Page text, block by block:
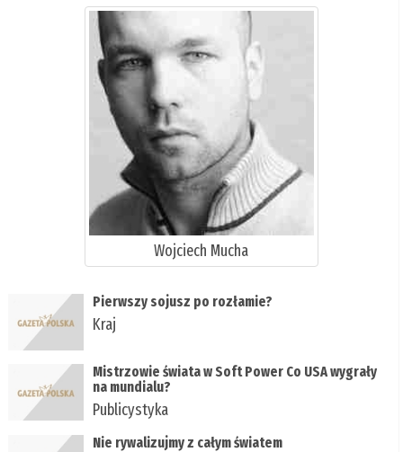
Wojciech Mucha
Pierwszy sojusz po rozłamie?
Kraj
Mistrzowie świata w Soft Power Co USA wygrały
na mundialu?
Publicystyka
Nie rywalizujmy z całym światem